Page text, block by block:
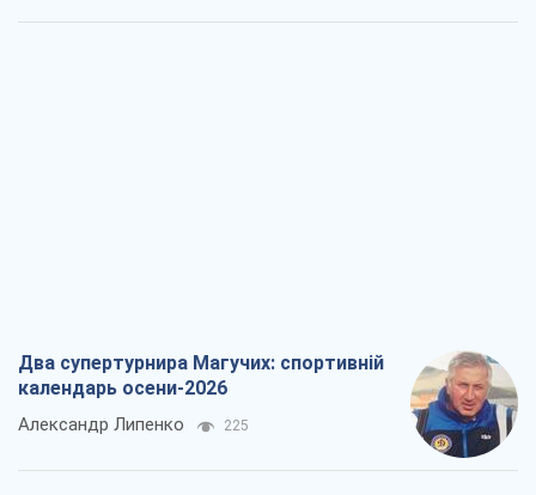
Два супертурнира Магучих: спортивній
календарь осени-2026
Александр Липенко 225